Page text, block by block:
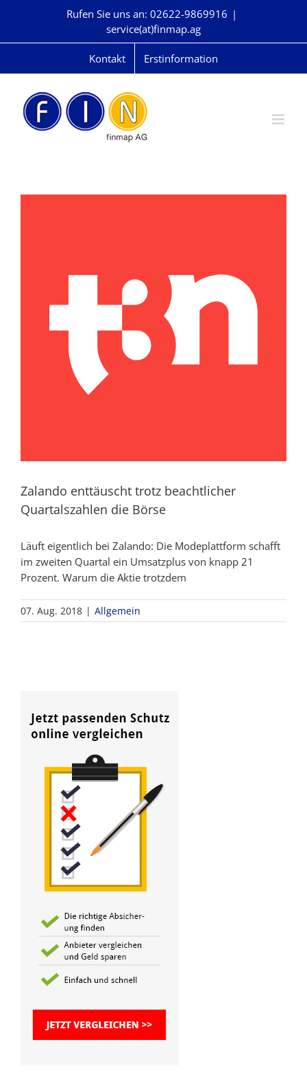
Rufen Sie uns an: 02622-9869916 |
service(at)finmap.ag
Kontakt Erstinformation
Zalando enttäuscht trotz beachtlicher
Quartalszahlen die Börse
Läuft eigentlich bei Zalando: Die Modeplattform schafft
im zweiten Quartal ein Umsatzplus von knapp 21
Prozent. Warum die Aktie trotzdem
07. Aug. 2018 | Allgemein